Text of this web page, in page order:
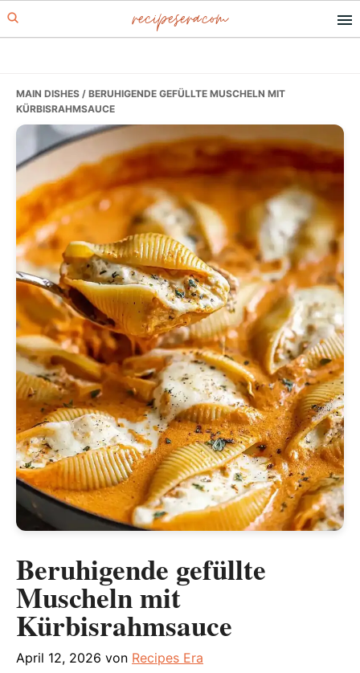
Skip
to
Skip
to
Skip
to
recipesera.com
MAIN DISHES / BERUHIGENDE GEFÜLLTE MUSCHELN MIT
KÜRBISRAHMSAUCE
Beruhigende gefüllte
Muscheln mit
Kürbisrahmsauce
April 12, 2026 von Recipes Era